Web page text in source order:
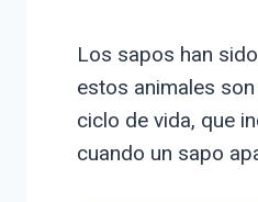
Los sapos han
estos animales
ciclo de vida, que
cuando un sapo